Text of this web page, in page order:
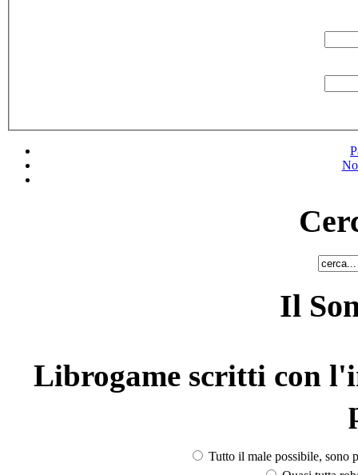
Il
Librogame scritti con
Tutto il male possibile, sono